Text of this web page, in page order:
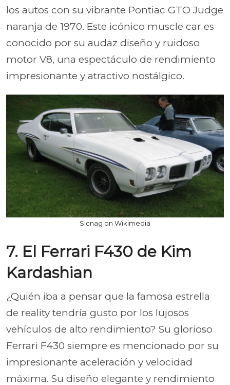
los autos con su vibrante Pontiac GTO Judge
naranja de 1970. Este icónico muscle car es
conocido por su audaz diseño y ruidoso
motor V8, una espectáculo de rendimiento
impresionante y atractivo nostálgico.
Sicnag on Wikimedia
7. El Ferrari F430 de Kim
Kardashian
¿Quién iba a pensar que la famosa estrella
de reality tendría gusto por los lujosos
vehículos de alto rendimiento? Su glorioso
Ferrari F430 siempre es mencionado por su
impresionante aceleración y velocidad
máxima. Su diseño elegante y rendimiento